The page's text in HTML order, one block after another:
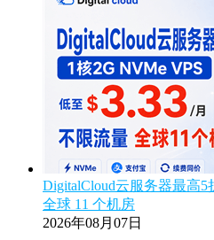
DigitalCloud云服务器最高
全球 11 个机房
2026年08月07日